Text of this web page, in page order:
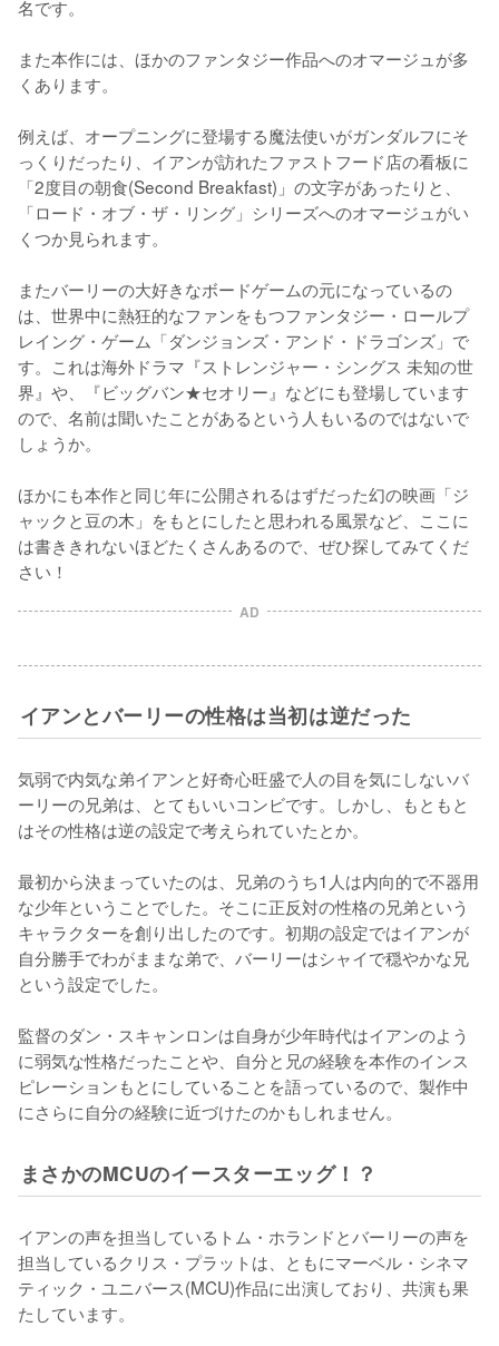
名です。
また本作には、ほかのファンタジー作品へのオマージュが多
くあります。
例えば、オープニングに登場する魔法使いがガンダルフにそ
っくりだったり、イアンが訪れたファストフード店の看板に
「2度目の朝食(Second Breakfast)」の文字があったりと、
「ロード・オブ・ザ・リング」シリーズへのオマージュがい
くつか見られます。
またバーリーの大好きなボードゲームの元になっているの
は、世界中に熱狂的なファンをもつファンタジー・ロールプ
レイング・ゲーム「ダンジョンズ・アンド・ドラゴンズ」で
す。これは海外ドラマ『ストレンジャー・シングス 未知の世
界』や、『ビッグバン★セオリー』などにも登場しています
ので、名前は聞いたことがあるという人もいるのではないで
しょうか。
ほかにも本作と同じ年に公開されるはずだった幻の映画「ジ
ャックと豆の木」をもとにしたと思われる風景など、ここに
は書ききれないほどたくさんあるので、ぜひ探してみてくだ
さい！
AD
イアンとバーリーの性格は当初は逆だった
気弱で内気な弟イアンと好奇心旺盛で人の目を気にしないバ
ーリーの兄弟は、とてもいいコンビです。しかし、もともと
はその性格は逆の設定で考えられていたとか。
最初から決まっていたのは、兄弟のうち1人は内向的で不器用
な少年ということでした。そこに正反対の性格の兄弟という
キャラクターを創り出したのです。初期の設定ではイアンが
自分勝手でわがままな弟で、バーリーはシャイで穏やかな兄
という設定でした。
監督のダン・スキャンロンは自身が少年時代はイアンのよう
に弱気な性格だったことや、自分と兄の経験を本作のインス
ピレーションもとにしていることを語っているので、製作中
にさらに自分の経験に近づけたのかもしれません。
まさかのMCUのイースターエッグ！？
イアンの声を担当しているトム・ホランドとバーリーの声を
担当しているクリス・プラットは、ともにマーベル・シネマ
ティック・ユニバース(MCU)作品に出演しており、共演も果
たしています。